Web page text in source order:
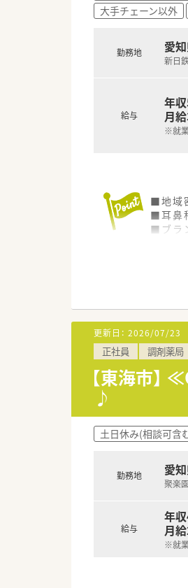
大手チェーン以外
勤務地 愛
新日
給与
年
月
※就
■地域
■耳鼻
■ブラ
更新日： 2026/07/23
正社員 調剤薬局
【東海市
♪
土日休み(相談可含
勤務地 愛
聚楽
給与
年
月
※就